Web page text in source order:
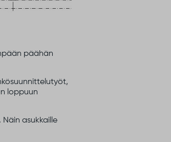
päähän
loppuun
asukkaille